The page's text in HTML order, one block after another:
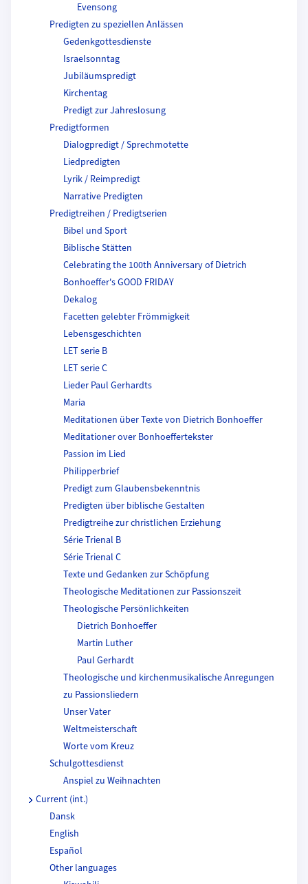
Evensong
Predigten zu speziellen Anlässen
Gedenkgottesdienste
Israelsonntag
Jubiläumspredigt
Kirchentag
Predigt zur Jahreslosung
Predigtformen
Dialogpredigt / Sprechmotette
Liedpredigten
Lyrik / Reimpredigt
Narrative Predigten
Predigtreihen / Predigtserien
Bibel und Sport
Biblische Stätten
Celebrating the 100th Anniversary of Dietrich
Bonhoeffer's GOOD FRIDAY
Dekalog
Facetten gelebter Frömmigkeit
Lebensgeschichten
LET serie B
LET serie C
Lieder Paul Gerhardts
Maria
Meditationen über Texte von Dietrich Bonhoeffer
Meditationer over Bonhoeffertekster
Passion im Lied
Philipperbrief
Predigt zum Glaubensbekenntnis
Predigten über biblische Gestalten
Predigtreihe zur christlichen Erziehung
Série Trienal B
Série Trienal C
Texte und Gedanken zur Schöpfung
Theologische Meditationen zur Passionszeit
Theologische Persönlichkeiten
Dietrich Bonhoeffer
Martin Luther
Paul Gerhardt
Theologische und kirchenmusikalische Anregungen
zu Passionsliedern
Unser Vater
Weltmeisterschaft
Worte vom Kreuz
Schulgottesdienst
Anspiel zu Weihnachten
Current (int.)
Dansk
English
Español
Other languages